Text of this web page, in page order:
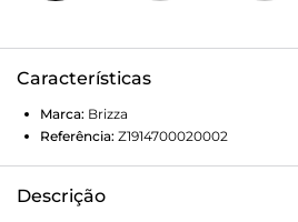
Características
Marca: Brizza
Referência: Z1914700020002
Descrição